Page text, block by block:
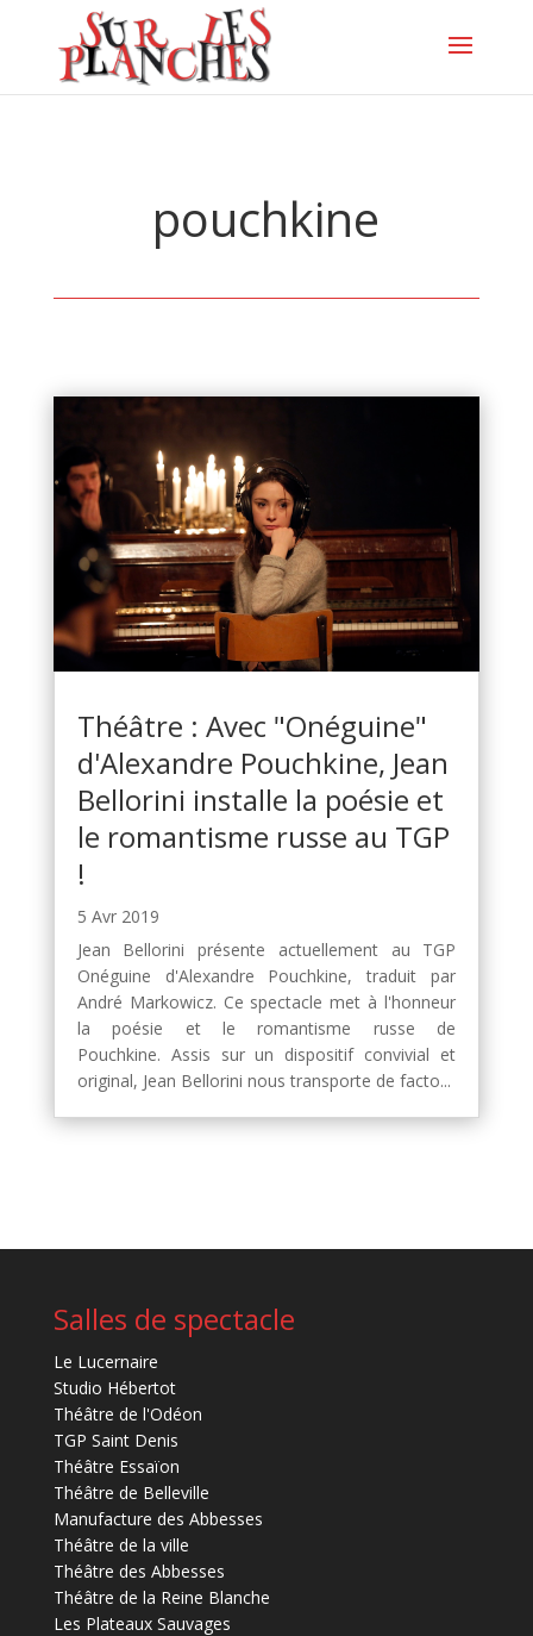
pouchkine
Théâtre : Avec "Onéguine"
d'Alexandre Pouchkine, Jean
Bellorini installe la poésie et
le romantisme russe au TGP
!
5 Avr 2019
Jean Bellorini présente actuellement au TGP
Onéguine d'Alexandre Pouchkine, traduit par
André Markowicz. Ce spectacle met à l'honneur
la poésie et le romantisme russe de
Pouchkine. Assis sur un dispositif convivial et
original, Jean Bellorini nous transporte de facto...
Salles de spectacle
Le Lucernaire
Studio Hébertot
Théâtre de l'Odéon
TGP Saint Denis
Théâtre Essaïon
Théâtre de Belleville
Manufacture des Abbesses
Théâtre de la ville
Théâtre des Abbesses
Théâtre de la Reine Blanche
Les Plateaux Sauvages